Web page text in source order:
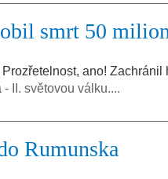
smrt 50
ano!
- II. světovou válku....
Rumunska